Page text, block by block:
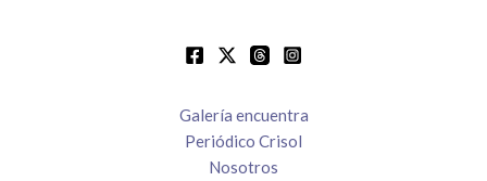
Galería encuentra
Periódico Crisol
Nosotros